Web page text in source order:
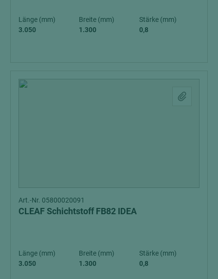
Länge (mm)
3.050
Breite (mm)
1.300
Stärke (mm)
0,8
Art.-Nr. 05800020091
CLEAF Schichtstoff FB82 IDEA
Länge (mm)
3.050
Breite (mm)
1.300
Stärke (mm)
0,8